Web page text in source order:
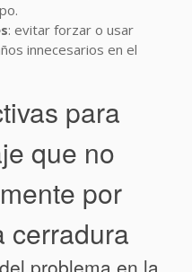
: evitar forzar o usar
innecesarios en el
para
que no
por
cerradura
problema en la